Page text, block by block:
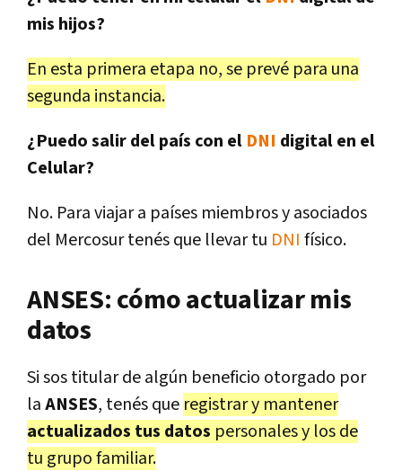
mis hijos?
En esta primera etapa no, se prevé para una
segunda instancia.
¿Puedo salir del país con el DNI digital en el
Celular?
No. Para viajar a países miembros y asociados
del Mercosur tenés que llevar tu DNI físico.
ANSES: cómo actualizar mis
datos
Si sos titular de algún beneficio otorgado por
laANSES, tenés que registrar y mantener
actualizados tus datos personales y los de
tu grupo familiar.